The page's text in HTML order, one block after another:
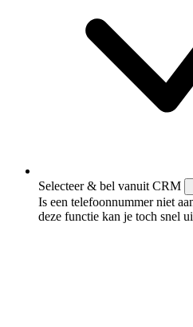
Selecteer & bel vanuit CRM
Is een telefoonnummer niet
deze functie kan je toch snel